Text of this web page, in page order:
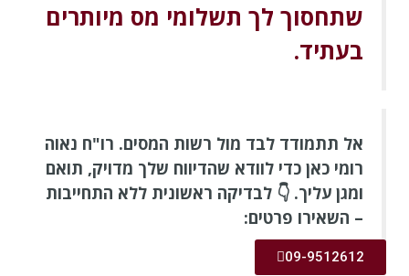
שתחסוך לך תשלומי מס מיותרים
בעתיד.
אל תתמודד לבד מול רשות המסים. רו"ח נאוה
רומי כאן כדי לוודא שהדיווח שלך מדויק, תואם
ומגן עליך. 👇 לבדיקה ראשונית ללא התחייבות
– השאירו פרטים:
09-9512612